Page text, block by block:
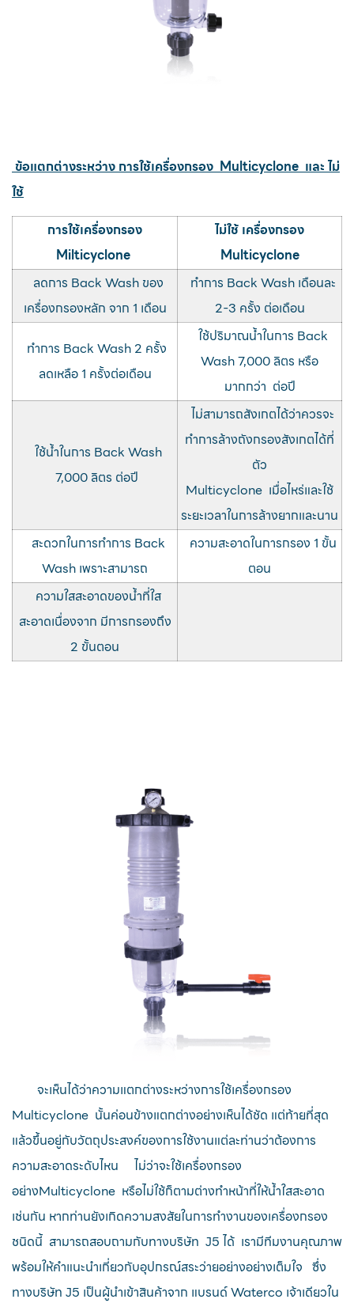
ข้อแตกต่างระหว่าง การใช้เครื่องกรอง Multicyclone และ ไม่
ใช้
การใช้เครื่องกรอง
Milticyclone
ไม่ใช้ เครื่องกรอง
Multicyclone
ลดการ Back Wash ของ
เครื่องกรองหลัก จาก 1 เดือน
ทำการ Back Wash เดือนละ
2-3 ครั้ง ต่อเดือน
ทำการ Back Wash 2 ครั้ง
ลดเหลือ 1 ครั้งต่อเดือน
ใช้ปริมาณน้ำในการ Back
Wash 7,000 ลิตร หรือ
มากกว่า ต่อปี
ใช้น้ำในการ Back Wash
7,000 ลิตร ต่อปี
ไม่สามารถสังเกตได้ว่าควรจะ
ทำการล้างถังกรองสังเกตได้ที่
ตัว
Multicyclone เมื่อไหร่และใช้
ระยะเวลาในการล้างยากและนาน
สะดวกในการทำการ Back
Wash เพราะสามารถ
ความสะอาดในการกรอง 1 ขั้น
ตอน
ความใสสะอาดของน้ำที่ใส
สะอาดเนื่องจาก มีการกรองถึง
2 ขั้นตอน
จะเห็นได้ว่าความแตกต่างระหว่างการใช้เครื่องกรอง
Multicyclone นั้นค่อนข้างแตกต่างอย่างเห็นได้ชัด แต่ท้ายที่สุด
แล้วขึ้นอยู่กับวัตถุประสงค์ของการใช้งานแต่ละท่านว่าต้องการ
ความสะอาดระดับไหน ไม่ว่าจะใช้เครื่องกรอง
อย่างMulticyclone หรือไม่ใช้ก็ตามต่างทำหน้าที่ให้น้ำใสสะอาด
เช่นกัน หากท่านยังเกิดความสงสัยในการทำงานของเครื่องกรอง
ชนิดนี้ สามารถสอบถามกับทางบริษัท J5 ได้ เรามีทีมงานคุณภาพ
พร้อมให้คำแนะนำเกี่ยวกับอุปกรณ์สระว่ายอย่างอย่างเต็มใจ ซึ่ง
ทางบริษัท J5 เป็นผู้นำเข้าสินค้าจาก แบรนด์ Waterco เจ้าเดียวใน